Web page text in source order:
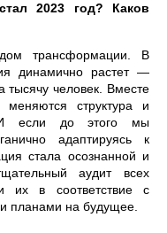
2023 год? Каков
трансформации. В
динамично растет —
тысячу человек. Вместе
структура и
И если до этого мы
адаптируясь к
стала осознанной и
аудит всех
их в соответствие с
планами на будущее.